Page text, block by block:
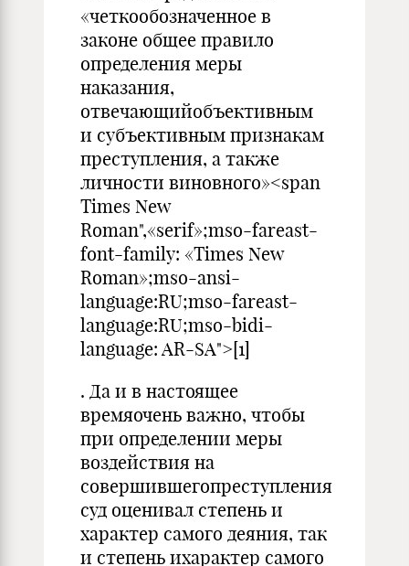
«четкообозначенное в
законе общее правило
определения меры
наказания,
отвечающийобъективным
и субъективным признакам
преступления, а также
личности виновного»<span
Times New
Roman",«serif»;mso-fareast-
font-family: «Times New
Roman»;mso-ansi-
language:RU;mso-fareast-
language:RU;mso-bidi-
language: AR-SA">[1]
. Да и в настоящее
времяочень важно, чтобы
при определении меры
воздействия на
совершившегопреступления
суд оценивал степень и
характер самого деяния, так
и степень ихарактер самого